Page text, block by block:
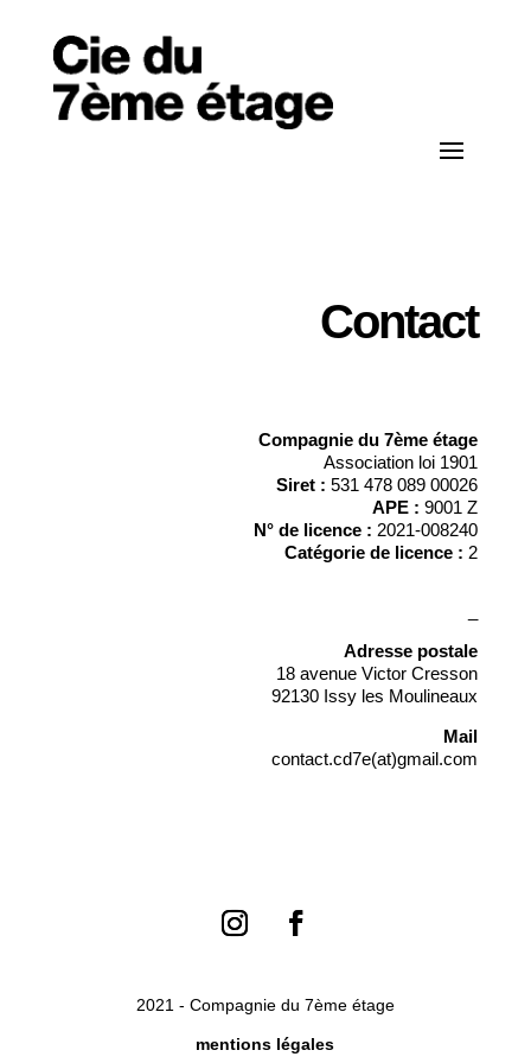
Contact
Compagnie du 7ème étage
Association loi 1901
Siret : 531 478 089 00026
APE : 9001 Z
N° de licence : 2021-008240
Catégorie de licence : 2
Adresse postale
18 avenue Victor Cresson
92130 Issy les Moulineaux
Mail
contact.cd7e(at)gmail.com
2021 - Compagnie du 7ème étage
mentions légales